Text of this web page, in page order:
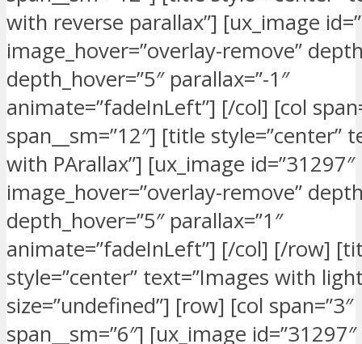
with reverse parallax”] [ux_image
image_hover=”overlay-remove”
depth_hover=”5″ parallax=”-1″
animate=”fadeInLeft”] [/col] [col
span__sm=”12″] [title style=”center”
with PArallax”] [ux_image id=”31297″
image_hover=”overlay-remove”
depth_hover=”5″ parallax=”1″
animate=”fadeInLeft”] [/col] [/row]
style=”center” text=”Images with
size=”undefined”] [row] [col span=”3″
span__sm=”6″] [ux_image